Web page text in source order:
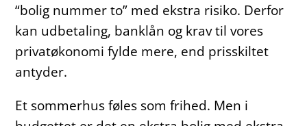
“bolig nummer to” med ekstra risiko. Derfor
kan udbetaling, banklån og krav til vores
privatøkonomi fylde mere, end prisskiltet
antyder.
Et sommerhus føles som frihed. Men i